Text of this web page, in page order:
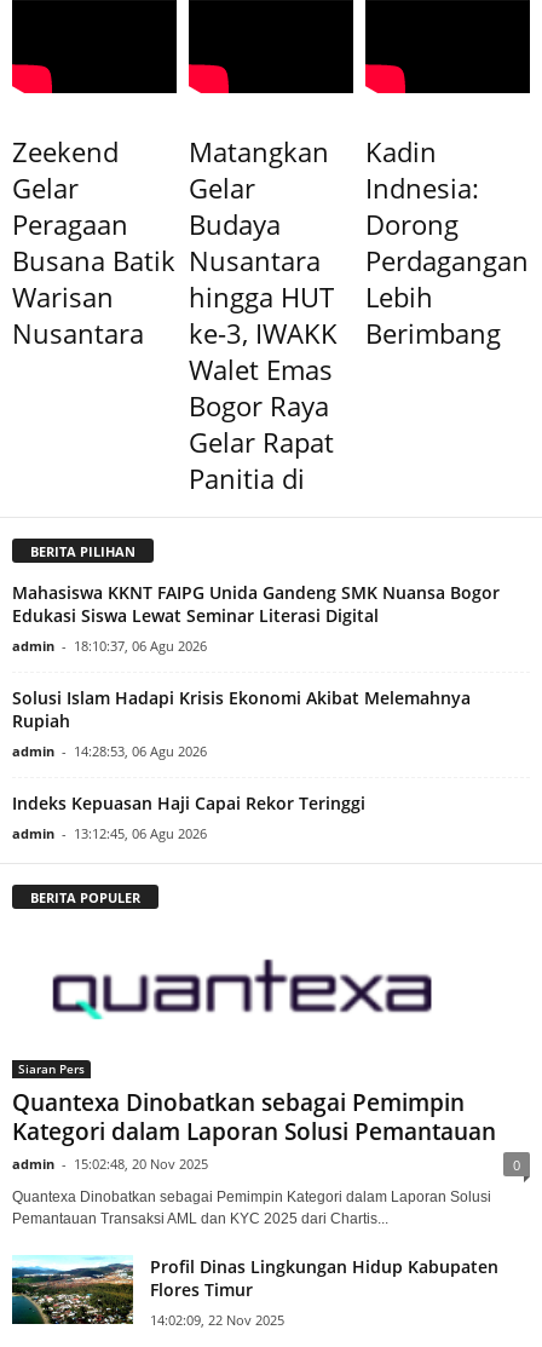
Zeekend
Gelar
Peragaan
Busana Batik
Warisan
Nusantara
Matangkan
Gelar
Budaya
Nusantara
hingga HUT
ke-3, IWAKK
Walet Emas
Bogor Raya
Gelar Rapat
Panitia di
Kadin
Indnesia:
Dorong
Perdagangan
Lebih
Berimbang
BERITA PILIHAN
Mahasiswa KKNT FAIPG Unida Gandeng SMK Nuansa Bogor
Edukasi Siswa Lewat Seminar Literasi Digital
admin - 18:10:37, 06 Agu 2026
Solusi Islam Hadapi Krisis Ekonomi Akibat Melemahnya
Rupiah
admin - 14:28:53, 06 Agu 2026
Indeks Kepuasan Haji Capai Rekor Teringgi
admin - 13:12:45, 06 Agu 2026
BERITA POPULER
Siaran Pers
Quantexa Dinobatkan sebagai Pemimpin
Kategori dalam Laporan Solusi Pemantauan
admin - 15:02:48, 20 Nov 2025 0
Quantexa Dinobatkan sebagai Pemimpin Kategori dalam Laporan Solusi
Pemantauan Transaksi AML dan KYC 2025 dari Chartis...
Profil Dinas Lingkungan Hidup Kabupaten
Flores Timur
14:02:09, 22 Nov 2025